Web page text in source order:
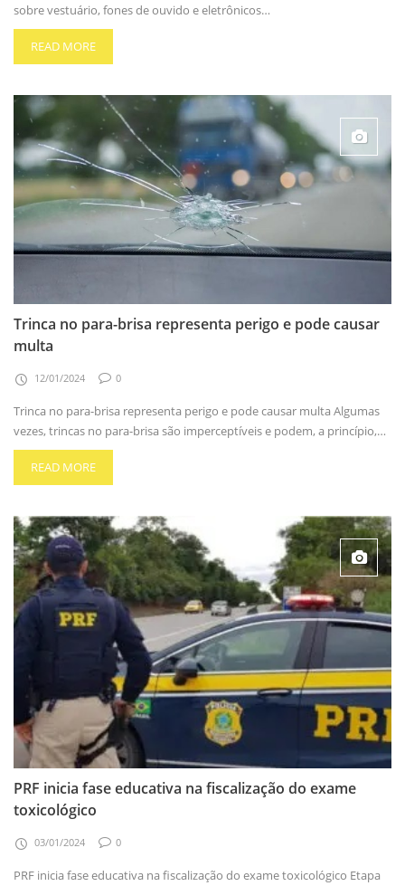
sobre vestuário, fones de ouvido e eletrônicos…
READ MORE
Trinca no para-brisa representa perigo e pode causar
multa
12/01/2024 0
Trinca no para-brisa representa perigo e pode causar multa Algumas
vezes, trincas no para-brisa são imperceptíveis e podem, a princípio,…
READ MORE
PRF inicia fase educativa na fiscalização do exame
toxicológico
03/01/2024 0
PRF inicia fase educativa na fiscalização do exame toxicológico Etapa